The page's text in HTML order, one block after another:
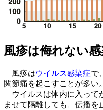
風疹は侮れない
風疹はウイルス感染症で
関節痛を起こすことが多い。
ウイルスは体内に入って
ませて隔離しても、伝播